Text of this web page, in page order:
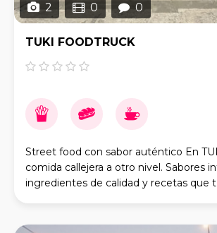
2 0 0
TUKI FOODTRUCK
Street food con sabor auténtico En
comida callejera a otro nivel. Sabores
ingredientes de calidad y recetas que